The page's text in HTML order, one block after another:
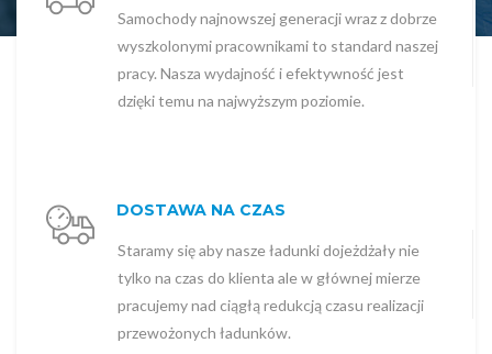
Samochody najnowszej generacji wraz z dobrze
wyszkolonymi pracownikami to standard naszej
pracy. Nasza wydajność i efektywność jest
dzięki temu na najwyższym poziomie.
DOSTAWA NA CZAS
Staramy się aby nasze ładunki dojeżdżały nie
tylko na czas do klienta ale w głównej mierze
pracujemy nad ciągłą redukcją czasu realizacji
przewożonych ładunków.